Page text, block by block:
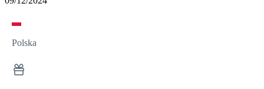
Polska